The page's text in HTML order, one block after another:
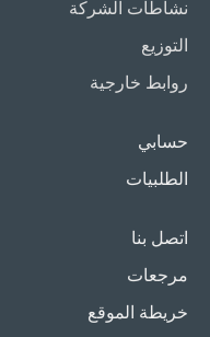
نشاطات الشركة
التوزيع
روابط خارجية
حسابي
الطلبيات
اتصل بنا
مرجعات
خريطة الموقع